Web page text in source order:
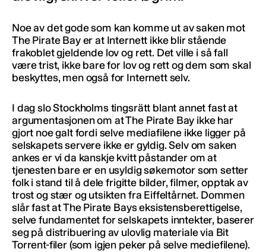
Noe av det gode som kan komme ut av saken mot
The Pirate Bay er at Internett ikke blir stående
frakoblet gjeldende lov og rett. Det ville i så fall
være trist, ikke bare for lov og rett og dem som skal
beskyttes, men også for Internett selv.
I dag slo Stockholms tingsrätt blant annet fast at
argumentasjonen om at The Pirate Bay ikke har
gjort noe galt fordi selve mediafilene ikke ligger på
selskapets servere ikke er gyldig. Selv om saken
ankes er vi da kanskje kvitt påstander om at
tjenesten bare er en usyldig søkemotor som setter
folk i stand til å dele frigitte bilder, filmer, opptak av
trost og stær og utsikten fra Eiffeltårnet. Dommen
slår fast at The Pirate Bays eksistensberettigelse,
selve fundamentet for selskapets inntekter, baserer
seg på distribuering av ulovlig materiale via Bit
Torrent-filer (som igjen peker på selve mediefilene).